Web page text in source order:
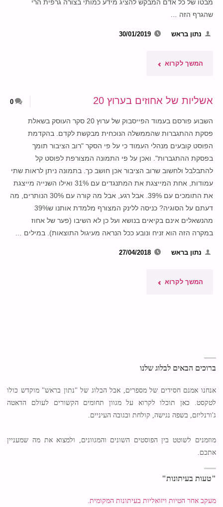
הציר"
מבטו של כל אדם המבקש להציג מידע כמותי בצורה גרפית הרי
שהגרף הזה …
נתון בראש 30/01/2019
המשך לקרוא "על
הבחירות
בישראל,
שני
וגרף
עוגה
בשלושה
אשליות של אחוזים בערוץ 20 0
השבוע פורסם בעמוד הפייסבוק של ערוץ 20 סקר העוסק בשאלת
פסקת ההתגברות שהממשלה הנוכחית מבקשת לקדם. בהקדמת
הפוסט קובעים מנהלי העמוד כי על פי הסקר "רוב הציבור תומך
בפסקת ההתגברות". ואכן על פי התמונה המצורפת לפוסט קל
להתבלבל ולחשוב שרוב הציבור אכן חושב כך. בתמונה ניתן לראות שתי
עמודות, אחת המייצגת את המתנגדים עם 31% ואילו השנייה מייצגת
את התומכים עם 39%. אבל רגע, אבל מה קורה עם 30% הנותרים, מה
דעתם על הסוגיה? כניסה ללינק המצורף מלמדת אותנו ש39%
מהנשאלים אינם בקיאים בנושא ועל כן לא השיבו (פער של אחוז
במקרה הזה הוא זניח ונובע ככל הנראה מעיגול התוצאות). במילים …
נתון בראש 27/04/2018
המשך לקרוא "אשליות
20"
ברוכים הבאים לבלוג שלנו
אנחנו אמנם חסידים של מספרים, אבל הבלוג של "נתון בראש" מוקדש כולו
לטקסט. כאן תוכלו לקרוא על מגוון תחומים הקשורים לעולם הדאטה
ג'ורנליזם, בשפה נגישה, קולחת ובגובה העיניים.
מוזמנים לשוטט בין הפוסטים השונים והמגוונים, ולמצוא את מה שמעניין
אתכם.
"טעות בעיתונות"
מעקב אחר הטיות ויזואליות בעיתונות המקומית.